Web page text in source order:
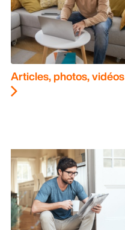
Articles, photos, vidéos